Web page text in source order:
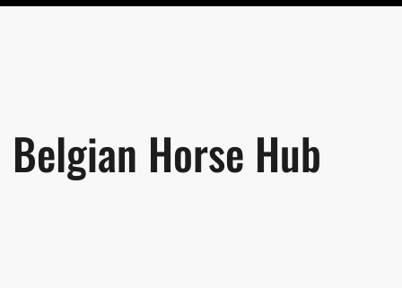
Belgian Horse Hub